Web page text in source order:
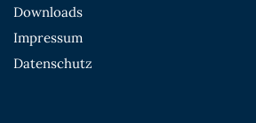
Downloads
Impressum
Datenschutz